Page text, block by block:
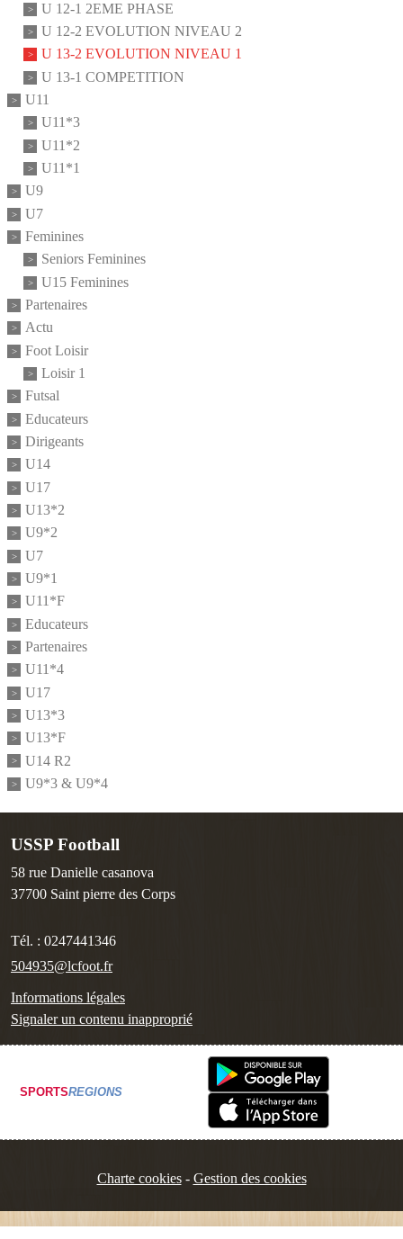
U 12-1 2EME PHASE
U 12-2 EVOLUTION NIVEAU 2
U 13-2 EVOLUTION NIVEAU 1
U 13-1 COMPETITION
U11
U11*3
U11*2
U11*1
U9
U7
Feminines
Seniors Feminines
U15 Feminines
Partenaires
Actu
Foot Loisir
Loisir 1
Futsal
Educateurs
Dirigeants
U14
U17
U13*2
U9*2
U7
U9*1
U11*F
Educateurs
Partenaires
U11*4
U17
U13*3
U13*F
U14 R2
U9*3 & U9*4
USSP Football
58 rue Danielle casanova
37700 Saint pierre des Corps
Tél. : 0247441346
504935@lcfoot.fr
Informations légales
Signaler un contenu inapproprié
SPORTSREGIONS
Charte cookies Gestion des cookies